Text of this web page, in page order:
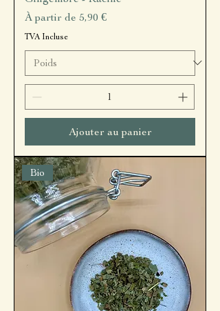
À partir de 5,90 €
Prix promotionnel
TVA Incluse
Ajouter au panier
Bio